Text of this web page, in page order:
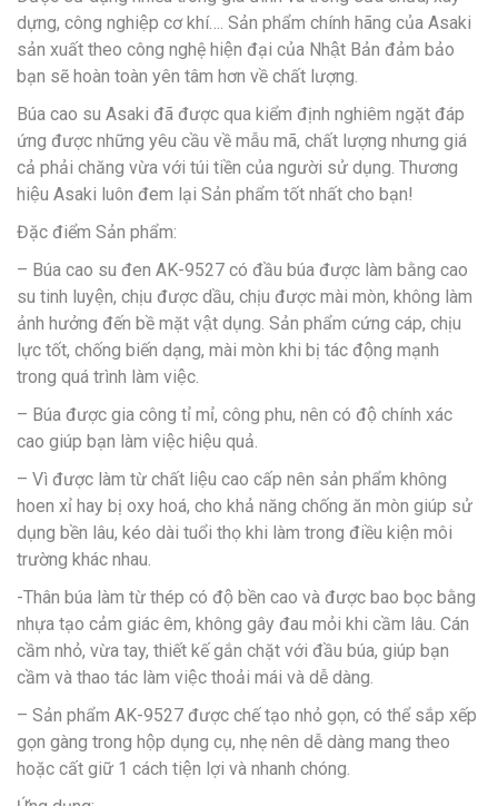
dựng, công nghiệp cơ khí…. Sản phẩm chính hãng của Asaki
sản xuất theo công nghệ hiện đại của Nhật Bản đảm bảo
bạn sẽ hoàn toàn yên tâm hơn về chất lượng.
Búa cao su Asaki đã được qua kiểm định nghiêm ngặt đáp
ứng được những yêu cầu về mẫu mã, chất lượng nhưng giá
cả phải chăng vừa với túi tiền của người sử dụng. Thương
hiệu Asaki luôn đem lại Sản phẩm tốt nhất cho bạn!
Đặc điểm Sản phẩm:
– Búa cao su đen AK-9527 có đầu búa được làm bằng cao
su tinh luyện, chịu được dầu, chịu được mài mòn, không làm
ảnh hưởng đến bề mặt vật dụng. Sản phẩm cứng cáp, chịu
lực tốt, chống biến dạng, mài mòn khi bị tác động mạnh
trong quá trình làm việc.
– Búa được gia công tỉ mỉ, công phu, nên có độ chính xác
cao giúp bạn làm việc hiệu quả.
– Vì được làm từ chất liệu cao cấp nên sản phẩm không
hoen xỉ hay bị oxy hoá, cho khả năng chống ăn mòn giúp sử
dụng bền lâu, kéo dài tuổi thọ khi làm trong điều kiện môi
trường khác nhau.
-Thân búa làm từ thép có độ bền cao và được bao bọc bằng
nhựa tạo cảm giác êm, không gây đau mỏi khi cầm lâu. Cán
cầm nhỏ, vừa tay, thiết kế gắn chặt với đầu búa, giúp bạn
cầm và thao tác làm việc thoải mái và dễ dàng.
– Sản phẩm AK-9527 được chế tạo nhỏ gọn, có thể sắp xếp
gọn gàng trong hộp dụng cụ, nhẹ nên dễ dàng mang theo
hoặc cất giữ 1 cách tiện lợi và nhanh chóng.